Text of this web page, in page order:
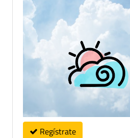
Regístrate